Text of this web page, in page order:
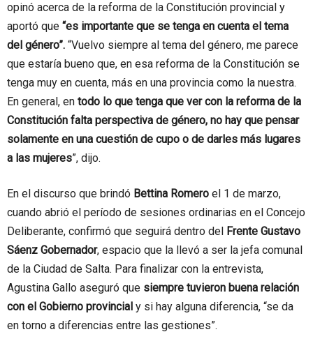
opinó acerca de la reforma de la Constitución provincial y
aportó que “es importante que se tenga en cuenta el tema
del género”. “Vuelvo siempre al tema del género, me parece
que estaría bueno que, en esa reforma de la Constitución se
tenga muy en cuenta, más en una provincia como la nuestra.
En general, en todo lo que tenga que ver con la reforma de la
Constitución falta perspectiva de género, no hay que pensar
solamente en una cuestión de cupo o de darles más lugares
a las mujeres”, dijo.
En el discurso que brindó Bettina Romero el 1 de marzo,
cuando abrió el período de sesiones ordinarias en el Concejo
Deliberante, confirmó que seguirá dentro del Frente Gustavo
Sáenz Gobernador, espacio que la llevó a ser la jefa comunal
de la Ciudad de Salta. Para finalizar con la entrevista,
Agustina Gallo aseguró que siempre tuvieron buena relación
con el Gobierno provincial y si hay alguna diferencia, “se da
en torno a diferencias entre las gestiones”.